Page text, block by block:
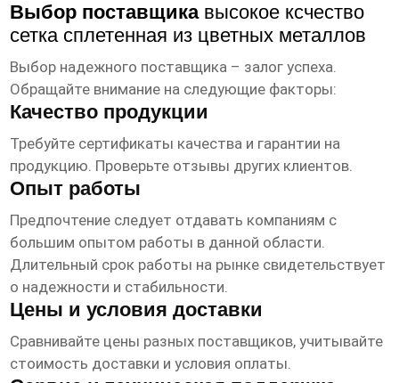
Выбор поставщика высокое ксчество
сетка сплетенная из цветных металлов
Выбор надежного поставщика – залог успеха.
Обращайте внимание на следующие факторы:
Качество продукции
Требуйте сертификаты качества и гарантии на
продукцию. Проверьте отзывы других клиентов.
Опыт работы
Предпочтение следует отдавать компаниям с
большим опытом работы в данной области.
Длительный срок работы на рынке свидетельствует
о надежности и стабильности.
Цены и условия доставки
Сравнивайте цены разных поставщиков, учитывайте
стоимость доставки и условия оплаты.